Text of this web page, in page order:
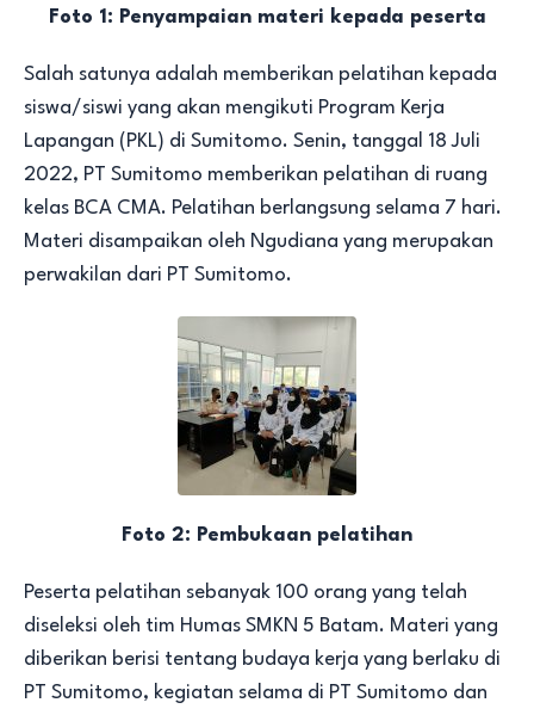
Foto 1: Penyampaian materi kepada peserta
Salah satunya adalah memberikan pelatihan kepada
siswa/siswi yang akan mengikuti Program Kerja
Lapangan (PKL) di Sumitomo. Senin, tanggal 18 Juli
2022, PT Sumitomo memberikan pelatihan di ruang
kelas BCA CMA. Pelatihan berlangsung selama 7 hari.
Materi disampaikan oleh Ngudiana yang merupakan
perwakilan dari PT Sumitomo.
Foto 2: Pembukaan pelatihan
Peserta pelatihan sebanyak 100 orang yang telah
diseleksi oleh tim Humas SMKN 5 Batam. Materi yang
diberikan berisi tentang budaya kerja yang berlaku di
PT Sumitomo, kegiatan selama di PT Sumitomo dan